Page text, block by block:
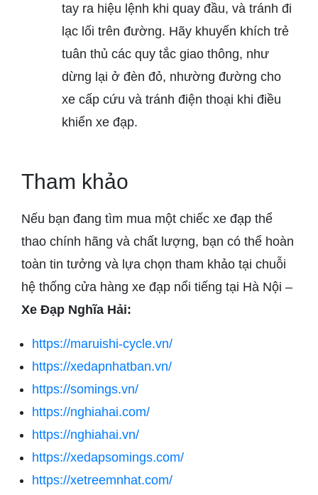
tay ra hiệu lệnh khi quay đầu, và tránh đi
lạc lối trên đường. Hãy khuyến khích trẻ
tuân thủ các quy tắc giao thông, như
dừng lại ở đèn đỏ, nhường đường cho
xe cấp cứu và tránh điện thoại khi điều
khiển xe đạp.
Tham khảo
Nếu bạn đang tìm mua một chiếc xe đạp thể
thao chính hãng và chất lượng, bạn có thể hoàn
toàn tin tưởng và lựa chọn tham khảo tại chuỗi
hệ thống cửa hàng xe đạp nổi tiếng tại Hà Nội –
Xe Đạp Nghĩa Hải:
https://maruishi-cycle.vn/
https://xedapnhatban.vn/
https://somings.vn/
https://nghiahai.com/
https://nghiahai.vn/
https://xedapsomings.com/
https://xetreemnhat.com/